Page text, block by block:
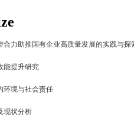
合力助推国有企业高质量发展的实践与探
能提升研究
环境与社会责任
现状分析